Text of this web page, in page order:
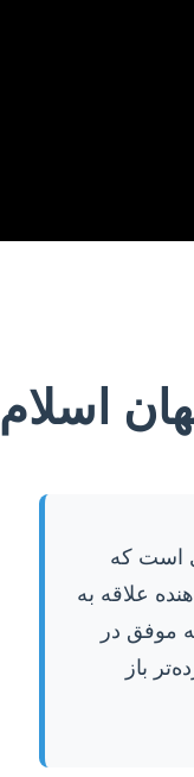
است که
علاقه به
موفق در
باز